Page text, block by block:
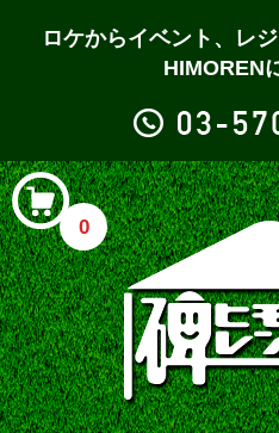
ロケからイベント、レ
HIMOREN
0